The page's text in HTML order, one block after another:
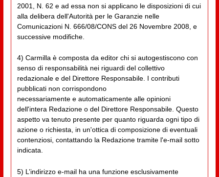
2001, N. 62 e ad essa non si applicano le disposizioni di cui
alla delibera dell'Autorità per le Garanzie nelle
Comunicazioni N. 666/08/CONS del 26 Novembre 2008, e
successive modifiche.
4) Carmilla è composta da editor chi si autogestiscono con
senso di responsabilità nei riguardi del collettivo
redazionale e del Direttore Responsabile. I contributi
pubblicati non corrispondono
necessariamente e automaticamente alle opinioni
dell'intera Redazione o del Direttore Responsabile. Questo
aspetto va tenuto presente per quanto riguarda ogni tipo di
azione o richiesta, in un'ottica di composizione di eventuali
contenziosi, contattando la Redazione tramite l'e-mail sotto
indicata.
5) L’indirizzo e-mail ha una funzione esclusivamente